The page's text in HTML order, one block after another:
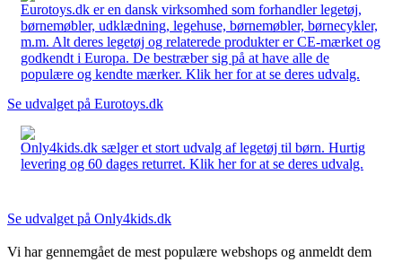
Eurotoys.dk er en dansk virksomhed som forhandler legetøj,
børnemøbler, udklædning, legehuse, børnemøbler, børnecykler,
m.m. Alt deres legetøj og relaterede produkter er CE-mærket og
godkendt i Europa. De bestræber sig på at have alle de
populære og kendte mærker. Klik her for at se deres udvalg.
Se udvalget på Eurotoys.dk
Only4kids.dk sælger et stort udvalg af legetøj til børn. Hurtig
levering og 60 dages returret. Klik her for at se deres udvalg.
Se udvalget på Only4kids.dk
Vi har gennemgået de mest populære webshops og anmeldt dem